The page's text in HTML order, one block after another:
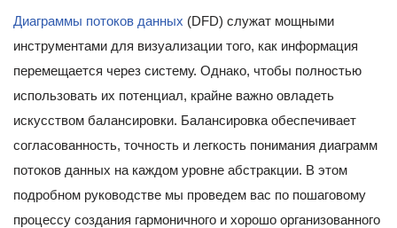
Диаграммы потоков данных (DFD) служат мощными
инструментами для визуализации того, как информация
перемещается через систему. Однако, чтобы полностью
использовать их потенциал, крайне важно овладеть
искусством балансировки. Балансировка обеспечивает
согласованность, точность и легкость понимания диаграмм
потоков данных на каждом уровне абстракции. В этом
подробном руководстве мы проведем вас по пошаговому
процессу создания гармоничного и хорошо организованного